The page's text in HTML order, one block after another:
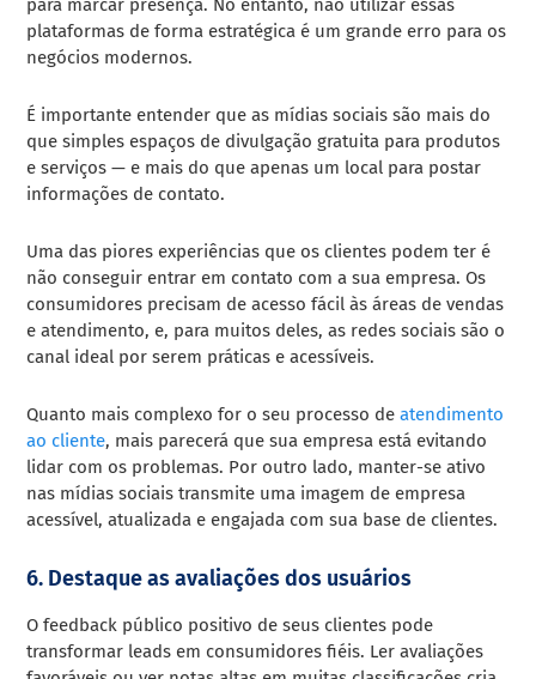
para marcar presença. No entanto, não utilizar essas
plataformas de forma estratégica é um grande erro para os
negócios modernos.
É importante entender que as mídias sociais são mais do
que simples espaços de divulgação gratuita para produtos
e serviços — e mais do que apenas um local para postar
informações de contato.
Uma das piores experiências que os clientes podem ter é
não conseguir entrar em contato com a sua empresa. Os
consumidores precisam de acesso fácil às áreas de vendas
e atendimento, e, para muitos deles, as redes sociais são o
canal ideal por serem práticas e acessíveis.
Quanto mais complexo for o seu processo deatendimento
ao cliente, mais parecerá que sua empresa está evitando
lidar com os problemas. Por outro lado, manter-se ativo
nas mídias sociais transmite uma imagem de empresa
acessível, atualizada e engajada com sua base de clientes.
6. Destaque as avaliações dos usuários
O feedback público positivo de seus clientes pode
transformar leads em consumidores fiéis. Ler avaliações